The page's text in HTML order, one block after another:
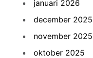
januari 2026
december 2025
november 2025
oktober 2025